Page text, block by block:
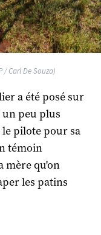
/ Carl De Souza)
a été posé sur
un peu plus
le pilote pour sa
témoin
mère qu'on
les patins